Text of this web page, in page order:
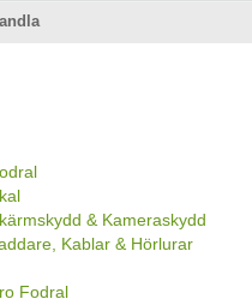
& Kameraskydd
Kablar & Hörlurar
Fodral